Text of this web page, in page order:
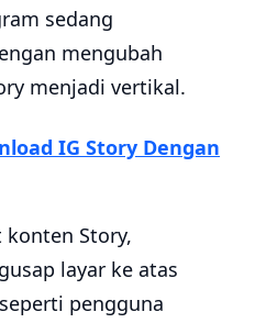
sedang
mengubah
menjadi vertikal.
IG Story Dengan
Story,
layar ke atas
pengguna